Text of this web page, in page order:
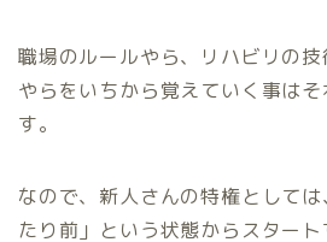
職場のルールやら、リハビリの
やらをいちから覚えていく事は
す。
なので、新人さんの特権として
たり前」という状態からスタート